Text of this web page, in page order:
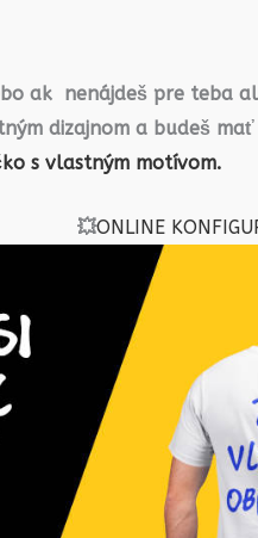
ak nenájdeš pre teba
dizajnom a budeš
s vlastným motívom.
💥ONLINE